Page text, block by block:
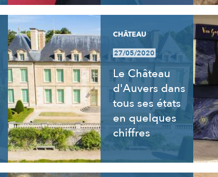
CHÂTEAU
27/05/2020
Le Château
d'Auvers dans
tous ses états
en quelques
chiffres